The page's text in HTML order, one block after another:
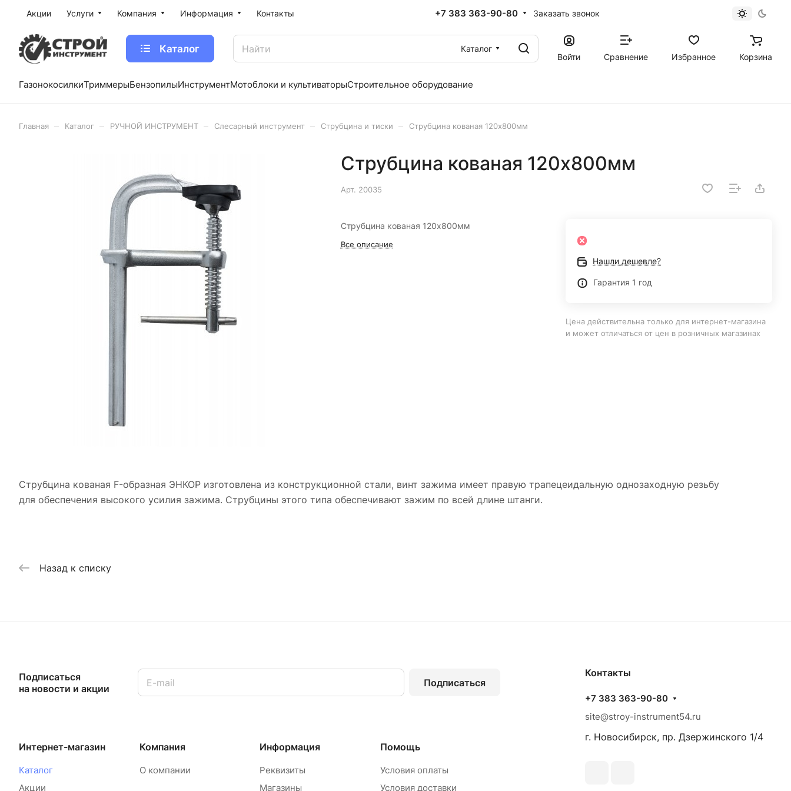
Акции Услуги Компания Информация Контакты +7 383 363-90-80 Заказать звонок
Каталог
Каталог
Войти
Сравнение Избранное Корзина
ГазонокосилкиТриммерыБензопилыИнструментМотоблоки и культиваторыСтроительное оборудование
Главная Каталог РУЧНОЙ ИНСТРУМЕНТ Слесарный инструмент Струбцина и тиски Струбцина кованая 120х800мм
Струбцина кованая 120х800мм
Арт. 20035
Струбцина кованая 120х800мм
Все описание
Нашли дешевле?
Гарантия 1 год
Цена действительна только для интернет-магазина
и может отличаться от цен в розничных магазинах
Струбцина кованая F-образная ЭНКОР изготовлена из конструкционной стали, винт зажима имеет правую трапецеидальную однозаходную резьбу
для обеспечения высокого усилия зажима. Струбцины этого типа обеспечивают зажим по всей длине штанги.
Назад к списку
Подписаться
на новости и акции
Подписаться
Интернет-магазин
Каталог
Акции
Компания
О компании
Информация
Реквизиты
Магазины
Помощь
Условия оплаты
Условия доставки
Контакты
+7 383 363-90-80
site@stroy-instrument54.ru
г. Новосибирск, пр. Дзержинского 1/4